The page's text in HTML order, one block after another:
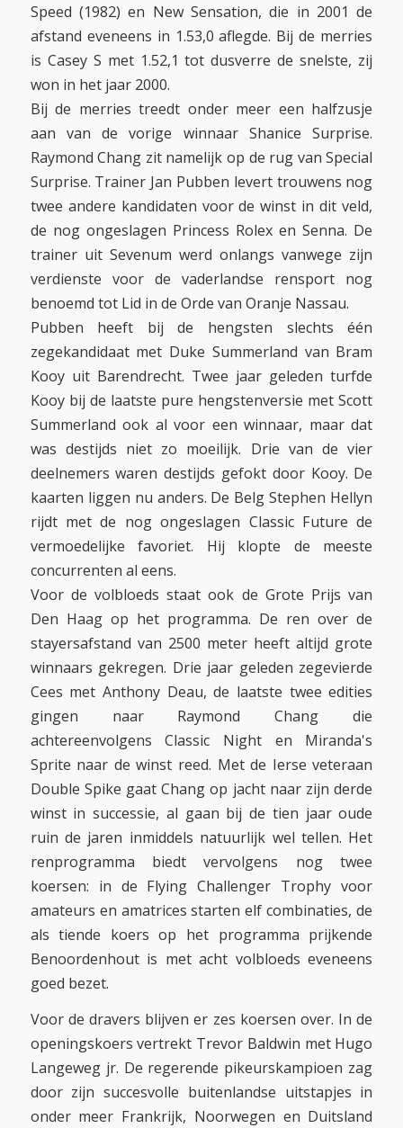
Speed (1982) en New Sensation, die in 2001 de
afstand eveneens in 1.53,0 aflegde. Bij de merries
is Casey S met 1.52,1 tot dusverre de snelste, zij
won in het jaar 2000.
Bij de merries treedt onder meer een halfzusje
aan van de vorige winnaar Shanice Surprise.
Raymond Chang zit namelijk op de rug van Special
Surprise. Trainer Jan Pubben levert trouwens nog
twee andere kandidaten voor de winst in dit veld,
de nog ongeslagen Princess Rolex en Senna. De
trainer uit Sevenum werd onlangs vanwege zijn
verdienste voor de vaderlandse rensport nog
benoemd tot Lid in de Orde van Oranje Nassau.
Pubben heeft bij de hengsten slechts één
zegekandidaat met Duke Summerland van Bram
Kooy uit Barendrecht. Twee jaar geleden turfde
Kooy bij de laatste pure hengstenversie met Scott
Summerland ook al voor een winnaar, maar dat
was destijds niet zo moeilijk. Drie van de vier
deelnemers waren destijds gefokt door Kooy. De
kaarten liggen nu anders. De Belg Stephen Hellyn
rijdt met de nog ongeslagen Classic Future de
vermoedelijke favoriet. Hij klopte de meeste
concurrenten al eens.
Voor de volbloeds staat ook de Grote Prijs van
Den Haag op het programma. De ren over de
stayersafstand van 2500 meter heeft altijd grote
winnaars gekregen. Drie jaar geleden zegevierde
Cees met Anthony Deau, de laatste twee edities
gingen naar Raymond Chang die
achtereenvolgens Classic Night en Miranda's
Sprite naar de winst reed. Met de Ierse veteraan
Double Spike gaat Chang op jacht naar zijn derde
winst in successie, al gaan bij de tien jaar oude
ruin de jaren inmiddels natuurlijk wel tellen. Het
renprogramma biedt vervolgens nog twee
koersen: in de Flying Challenger Trophy voor
amateurs en amatrices starten elf combinaties, de
als tiende koers op het programma prijkende
Benoordenhout is met acht volbloeds eveneens
goed bezet.
Voor de dravers blijven er zes koersen over. In de
openingskoers vertrekt Trevor Baldwin met Hugo
Langeweg jr. De regerende pikeurskampioen zag
door zijn succesvolle buitenlandse uitstapjes in
onder meer Frankrijk, Noorwegen en Duitsland